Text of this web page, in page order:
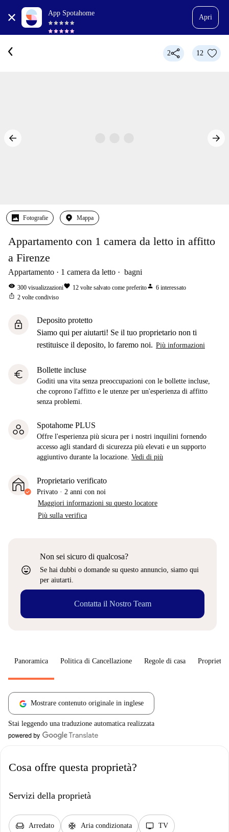
App Spotahome
Apri
2 12
Fotografie Mappa
Appartamento con 1 camera da letto in affitto
a Firenze
Appartamento 1 camera da letto bagni
visibility 300 visualizzazionifavorite 12 volte salvato come preferitoperson 6 interessato
ios_share 2 volte condiviso
lock
Deposito protetto
Siamo qui per aiutarti! Se il tuo proprietario non ti
restituisce il deposito, lo faremo noi. Più informazioni
euro Bollette incluse
Goditi una vita senza preoccupazioni con le bollette incluse,
che coprono l'affitto e le utenze per un'esperienza di affitto
senza problemi.
Spotahome PLUS
Offre l'esperienza più sicura per i nostri inquilini fornendo
accesso agli standard di sicurezza più elevati e un supporto
aggiuntivo durante la locazione. Vedi di più
Proprietario verificato
Privato · 2 anni con noi
Maggiori informazioni su questo locatore
Più sulla verifica
sentiment_very_satisfied
Non sei sicuro di qualcosa?
Se hai dubbi o domande su questo annuncio, siamo qui
per aiutarti.
Contatta il Nostro Team
Panoramica Politica di Cancellazione Regole di casa
Mostrare contenuto originale in inglese
Stai leggendo una traduzione automatica realizzata
Cosa offre questa proprietà?
Servizi della proprietà
chair Arredato ac_unit Aria condizionata tv TV